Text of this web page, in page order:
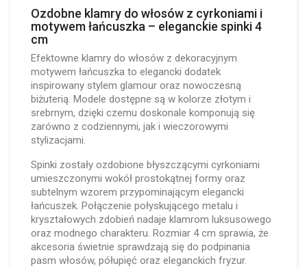
Ozdobne klamry do włosów z cyrkoniami i
motywem łańcuszka – eleganckie spinki 4
cm
Efektowne klamry do włosów z dekoracyjnym
motywem łańcuszka to elegancki dodatek
inspirowany stylem glamour oraz nowoczesną
biżuterią. Modele dostępne są w kolorze złotym i
srebrnym, dzięki czemu doskonale komponują się
zarówno z codziennymi, jak i wieczorowymi
stylizacjami.
Spinki zostały ozdobione błyszczącymi cyrkoniami
umieszczonymi wokół prostokątnej formy oraz
subtelnym wzorem przypominającym elegancki
łańcuszek. Połączenie połyskującego metalu i
kryształowych zdobień nadaje klamrom luksusowego
oraz modnego charakteru. Rozmiar 4 cm sprawia, że
akcesoria świetnie sprawdzają się do podpinania
pasm włosów, półupięć oraz eleganckich fryzur.